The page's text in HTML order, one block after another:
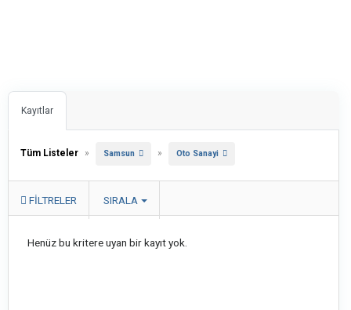
Kayıtlar
Tüm Listeler » Samsun » Oto Sanayi
FILTRELER SIRALA
Henüz bu kritere uyan bir kayıt yok.